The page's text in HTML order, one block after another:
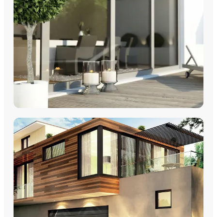
Découvrez nos fenêtres PVC, aluminium, bois et
multimatériaux, avec pose par les équipes Plein Jour Habitat.
DÉCOUVRIR
COULISSANTS & BAIES VITRÉES
Coulissants Aluminium
Découvrez nos Baies coulissantes et portes-fenêtres
aluminium avec pose par les équipes Plein Jour Habitat.
DÉCOUVRIR